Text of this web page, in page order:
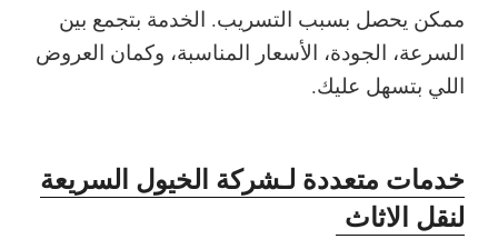
ممكن يحصل بسبب التسريب. الخدمة بتجمع بين
السرعة، الجودة، الأسعار المناسبة، وكمان العروض
اللي بتسهل عليك.
خدمات متعددة لـشركة الخيول السريعة
لنقل الاثاث